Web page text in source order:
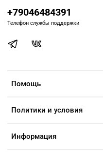
Помощь
Политики и условия
Информация
+79046484391
Телефон службы поддержки